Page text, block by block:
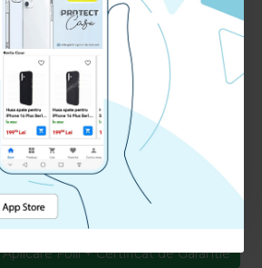
produs.
tesauinregistreaza un cont nou
recenzie
Certificat Garantie
Folii + Certificat de Garantie